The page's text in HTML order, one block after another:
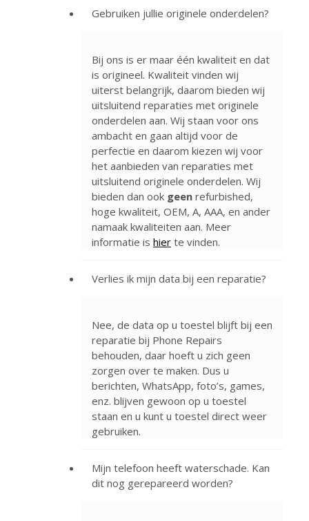
Gebruiken jullie originele onderdelen?
Bij ons is er maar één kwaliteit en dat
is origineel. Kwaliteit vinden wij
uiterst belangrijk, daarom bieden wij
uitsluitend reparaties met originele
onderdelen aan. Wij staan voor ons
ambacht en gaan altijd voor de
perfectie en daarom kiezen wij voor
het aanbieden van reparaties met
uitsluitend originele onderdelen. Wij
bieden dan ook geen refurbished,
hoge kwaliteit, OEM, A, AAA, en ander
namaak kwaliteiten aan. Meer
informatie is hier te vinden.
Verlies ik mijn data bij een reparatie?
Nee, de data op u toestel blijft bij een
reparatie bij Phone Repairs
behouden, daar hoeft u zich geen
zorgen over te maken. Dus u
berichten, WhatsApp, foto’s, games,
enz. blijven gewoon op u toestel
staan en u kunt u toestel direct weer
gebruiken.
Mijn telefoon heeft waterschade. Kan
dit nog gerepareerd worden?